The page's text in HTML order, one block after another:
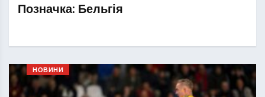
Позначка: Бельгія
НОВИНИ